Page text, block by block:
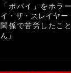
「ポパイ」をホラ
イ・ザ・スレイヤー
関係で苦労したこ
ん」